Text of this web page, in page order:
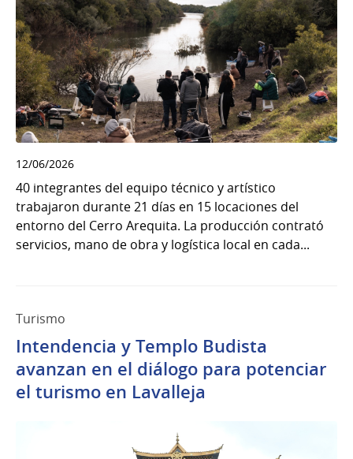
12/06/2026
40 integrantes del equipo técnico y artístico
trabajaron durante 21 días en 15 locaciones del
entorno del Cerro Arequita. La producción contrató
servicios, mano de obra y logística local en cada...
Turismo
Intendencia y Templo Budista
avanzan en el diálogo para potenciar
el turismo en Lavalleja